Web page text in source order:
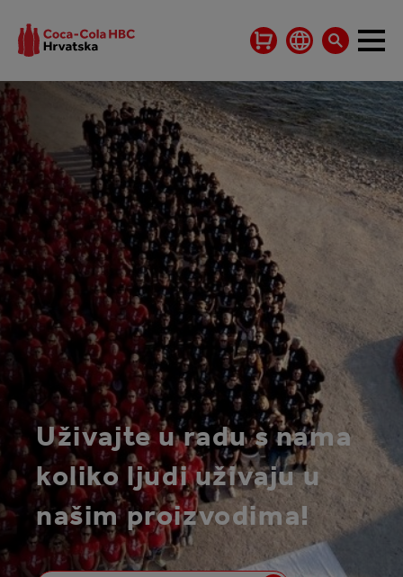
Uživajte u radu s nama
koliko ljudi uživaju u
našim proizvodima!